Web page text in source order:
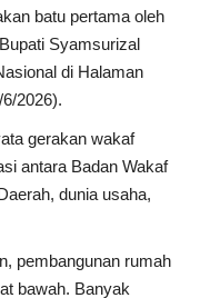
batu pertama oleh
Syamsurizal
di Halaman
2026).
gerakan wakaf
antara Badan Wakaf
dunia usaha,
pembangunan rumah
bawah. Banyak